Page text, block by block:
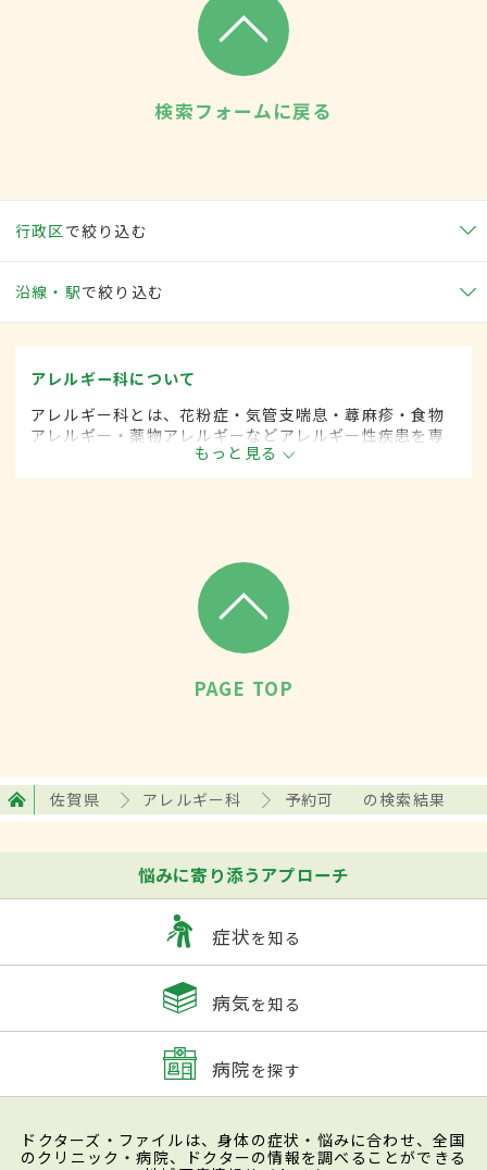
検索フォームに戻る
行政区で絞り込む
沿線・駅で絞り込む
アレルギー科について
アレルギー科とは、花粉症・気管支喘息・蕁麻疹・食物
アレルギー・薬物アレルギーなどアレルギー性疾患を専
もっと見る
PAGE TOP
佐賀県 アレルギー科 予約可 の検索結果
悩みに寄り添うアプローチ
症状を知る
病気を知る
病院を探す
ドクターズ・ファイルは、身体の症状・悩みに合わせ、全国
のクリニック・病院、ドクターの情報を調べることができる